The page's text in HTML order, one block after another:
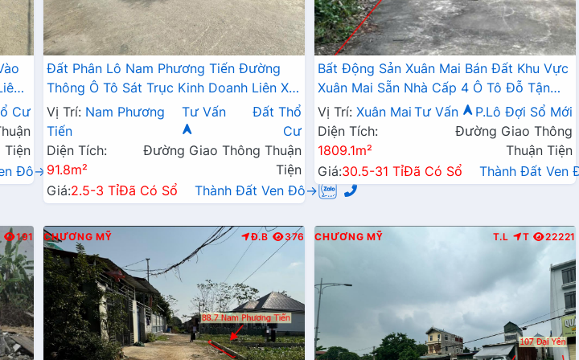
Cư
Tiện
Đô→
Đất Phân Lô Nam Phương Tiến Đường
Thông Ô Tô Sát Trục Kinh Doanh Liên Xã
Ngay Gần QL21A
Vị Trí: Nam Phương
Tiến
Tư Vấn
Đất Thổ
Cư
Diện Tích:
91.8m²
Đường Giao Thông Thuận
Tiện
Giá:2.5-3 TỉĐã Có Sổ Thành Đất Ven Đô→
Bất Động Sản Xuân Mai Bán Đất Khu Vực
Xuân Mai Sẵn Nhà Cấp 4 Ô Tô Đỗ Tận
Đất Làn 2 Đường QL6A
Vị Trí: Xuân Mai Tư Vấn
P.Lô Đợi Sổ Mới
Diện Tích:
1809.1m²
Đường Giao Thông
Thuận Tiện
Giá:30.5-31 TỉĐã Có Sổ Thành Đất Ven
191 CHƯƠNG MỸ Đ.B 376 CHƯƠNG MỸ T.L T 22221